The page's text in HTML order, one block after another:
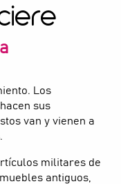
Los
sus
van y vienen a
militares de
antiguos,